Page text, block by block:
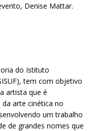
Denise Mattar.
do Istituto
tem com objetivo
artista que é
arte cinética no
um trabalho
de grandes nomes que